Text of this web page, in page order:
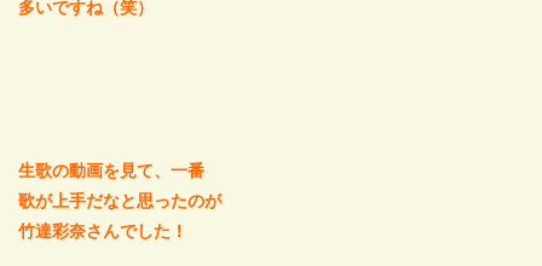
多いですね（笑）
生歌の動画を見て、一番
歌が上手だなと思ったのが
竹達彩奈さんでした！